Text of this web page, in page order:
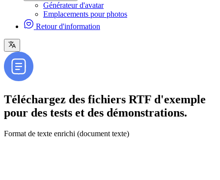
Générateur d'avatar
Emplacements pour photos
Retour d'information
Téléchargez des fichiers RTF d'exemple
pour des tests et des démonstrations.
Format de texte enrichi (document texte)